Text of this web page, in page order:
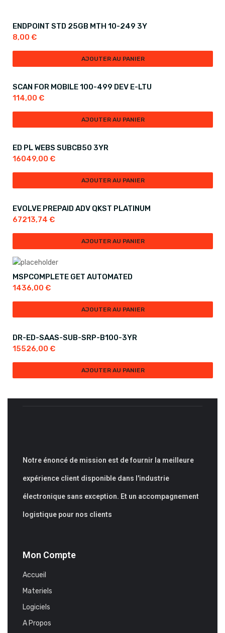
ENDPOINT STD 25GB MTH 10-249 3Y
8,00 €
AJOUTER AU PANIER
SCAN FOR MOBILE 100-499 DEV E-LTU
114,00 €
AJOUTER AU PANIER
ED PL WEBS SUBCB50 3YR
16049,00 €
AJOUTER AU PANIER
EVOLVE PREPAID ADV QKST PLATINUM
67213,74 €
AJOUTER AU PANIER
MSPCOMPLETE GET AUTOMATED
1436,00 €
AJOUTER AU PANIER
DR-ED-SAAS-SUB-SRP-B100-3YR
15526,00 €
AJOUTER AU PANIER
Notre énoncé de mission est de fournir la meilleure
expérience client disponible dans l'industrie
électronique sans exception. Et un accompagnement
logistique pour nos clients
Mon Compte
Accueil
Materiels
Logiciels
A Propos